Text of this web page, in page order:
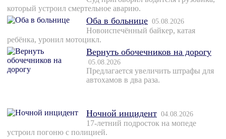
который устроил смертельное аварию.
Оба в больнице 05.08.2026
Новоиспечённый байкер, катая
ребёнка, уронил мотоцикл.
Вернуть обочечников на дорогу
05.08.2026
Предлагается увеличить штрафы для
автохамов в два раза.
Ночной инцидент 04.08.2026
17-летний подросток на мопеде
устроил погоню с полицией.